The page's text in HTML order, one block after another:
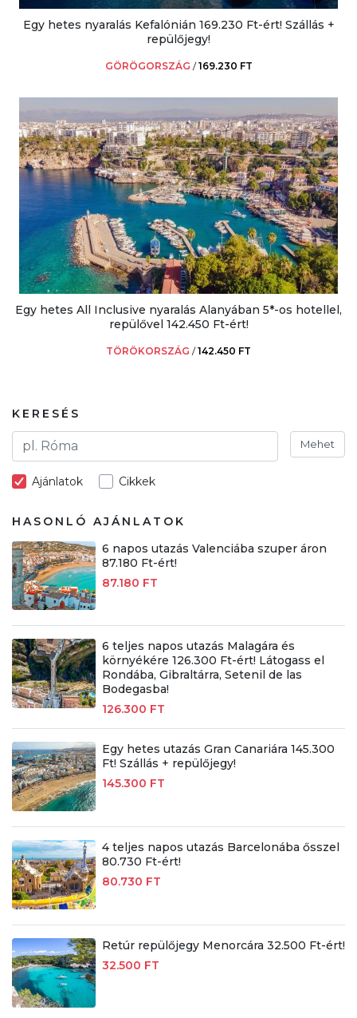
Egy hetes nyaralás Kefalónián 169.230 Ft-ért! Szállás +
repülőjegy!
GÖRÖGORSZÁG /169.230 FT
Egy hetes All Inclusive nyaralás Alanyában 5*-os hotellel,
repülővel 142.450 Ft-ért!
TÖRÖKORSZÁG /142.450 FT
KERESÉS
Mehet
Ajánlatok Cikkek
HASONLÓ AJÁNLATOK
6 napos utazás Valenciába szuper áron
87.180 Ft-ért!
87.180 FT
6 teljes napos utazás Malagára és
környékére 126.300 Ft-ért! Látogass el
Rondába, Gibraltárra, Setenil de las
Bodegasba!
126.300 FT
Egy hetes utazás Gran Canariára 145.300
Ft! Szállás + repülőjegy!
145.300 FT
4 teljes napos utazás Barcelonába ősszel
80.730 Ft-ért!
80.730 FT
Retúr repülőjegy Menorcára 32.500 Ft-ért!
32.500 FT